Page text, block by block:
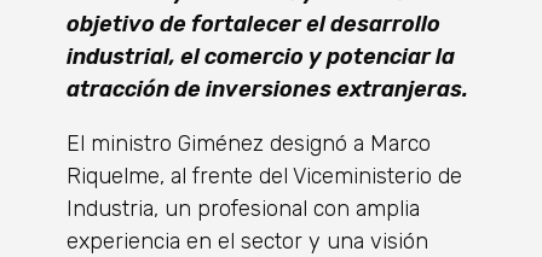
objetivo de fortalecer el desarrollo
industrial, el comercio y potenciar la
atracción de inversiones extranjeras.
El ministro Giménez designó a Marco
Riquelme, al frente del Viceministerio de
Industria, un profesional con amplia
experiencia en el sector y una visión